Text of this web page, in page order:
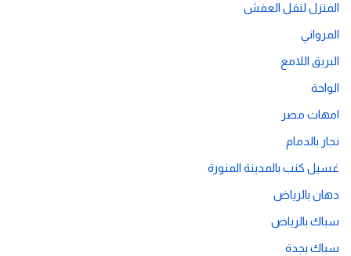
المنزل لنقل العفش
المرواني
البريق اللامع
الواحة
امهات مصر
نجار بالدمام
غسيل كنب بالمدينة المنورة
دهان بالرياض
سباك بالرياض
سباك بجدة